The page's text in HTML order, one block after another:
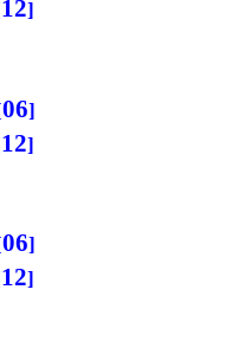
12
06
12
06
12